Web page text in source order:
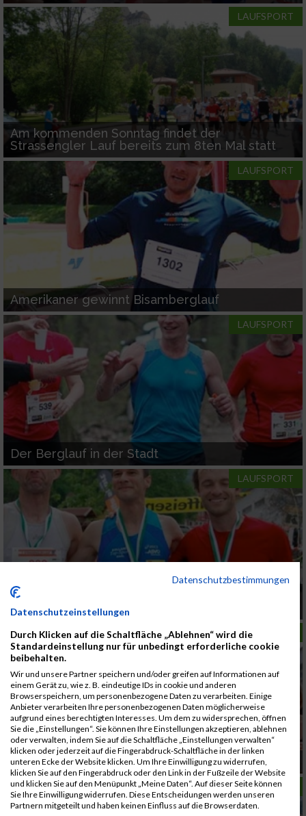
LAUFSPORT
Am kommenden Sonntag findet der
Strassengler Lauf bereits zum 8ten Mal statt
LAUFSPORT
Amerikaner gewinnt Bisamberglauf
LAUFSPORT
Der Berglauf in der Stadt
LAUFSPORT
Bilder vom Strassengler Lauf sind nun auch
online
LAUFSPORT
Medaillen für alle TeilnehmerInnen
LAUFSPORT
Datenschutzbestimmungen
Datenschutzeinstellungen
Durch Klicken auf die Schaltfläche „Ablehnen“ wird die
Standardeinstellung nur für unbedingt erforderliche cookie
beibehalten.
Wir und unsere Partner speichern und/oder greifen auf Informationen auf
einem Gerät zu, wie z. B. eindeutige IDs in cookie und anderen
Browserspeichern, um personenbezogene Daten zu verarbeiten. Einige
Anbieter verarbeiten Ihre personenbezogenen Daten möglicherweise
aufgrund eines berechtigten Interesses. Um dem zu widersprechen, öffnen
Sie die „Einstellungen“. Sie können Ihre Einstellungen akzeptieren, ablehnen
oder verwalten, indem Sie auf die Schaltfläche „Einstellungen verwalten“
klicken oder jederzeit auf die Fingerabdruck-Schaltfläche in der linken
unteren Ecke der Website klicken. Um Ihre Einwilligung zu widerrufen,
klicken Sie auf den Fingerabdruck oder den Link in der Fußzeile der Website
und klicken Sie auf den Menüpunkt „Meine Daten“. Auf dieser Seite können
Sie Ihre Einwilligung widerrufen. Diese Entscheidungen werden unseren
Partnern mitgeteilt und haben keinen Einfluss auf die Browserdaten.